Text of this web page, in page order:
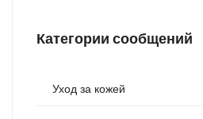
Категории сообщений
Уход за кожей